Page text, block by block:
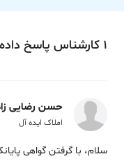
1 کارشناس پاسخ
حسن رضایی
املاک ایده آل
سلام، با گرفتن گواهی